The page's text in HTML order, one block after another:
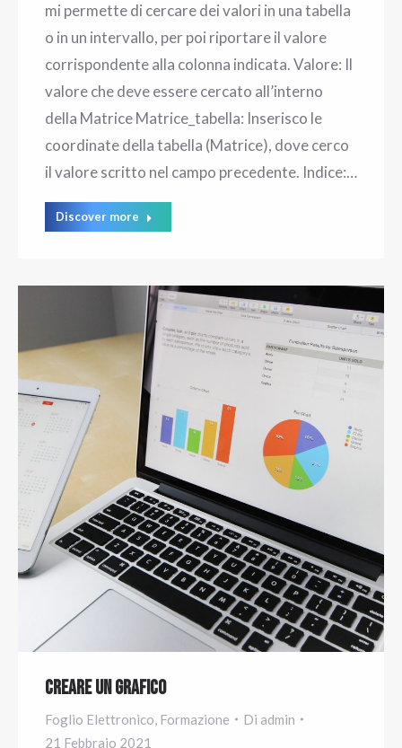
mi permette di cercare dei valori in una tabella
o in un intervallo, per poi riportare il valore
corrispondente alla colonna indicata. Valore: Il
valore che deve essere cercato all’interno
della Matrice Matrice_tabella: Inserisco le
coordinate della tabella (Matrice), dove cerco
il valore scritto nel campo precedente. Indice:…
Discover more
Creare un grafico
Foglio Elettronico, Formazione Di admin
21 Febbraio 2021